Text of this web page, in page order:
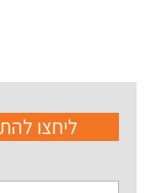
ליחצו